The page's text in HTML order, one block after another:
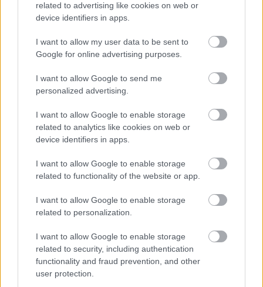
related to advertising like cookies on web or
device identifiers in apps.
I want to allow my user data to be sent to
Google for online advertising purposes.
I want to allow Google to send me
personalized advertising.
I want to allow Google to enable storage
related to analytics like cookies on web or
device identifiers in apps.
I want to allow Google to enable storage
related to functionality of the website or app.
I want to allow Google to enable storage
related to personalization.
I want to allow Google to enable storage
related to security, including authentication
functionality and fraud prevention, and other
user protection.
Aκολουθήστε μας